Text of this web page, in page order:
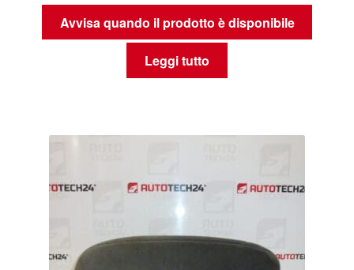
Avvisa quando il prodotto è disponibile
Leggi tutto